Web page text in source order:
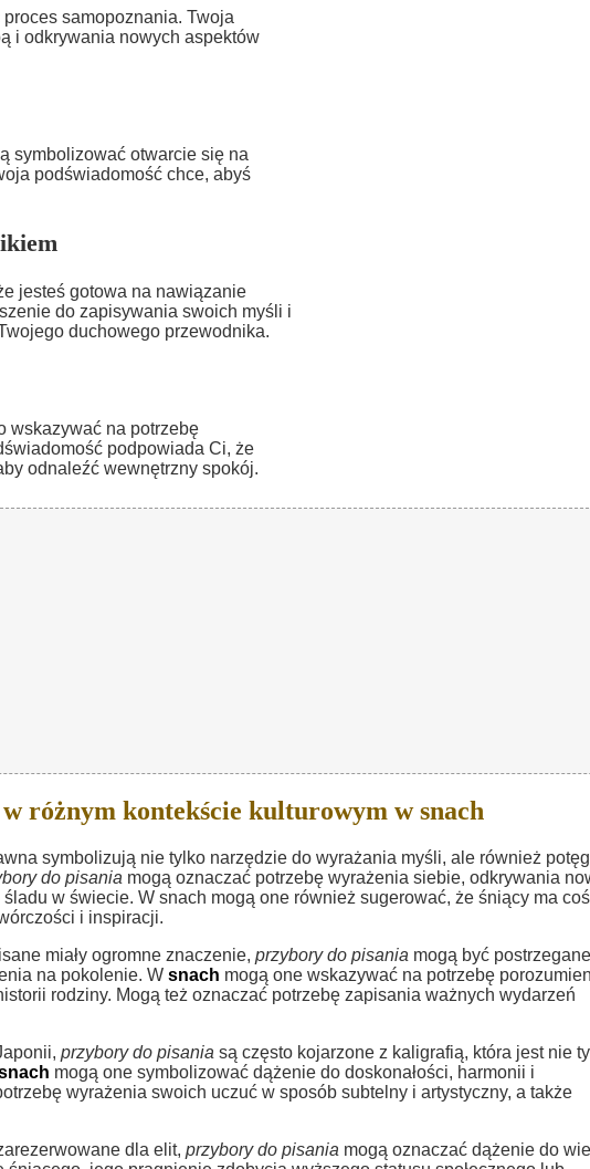
samopoznania. Twoja
i odkrywania nowych aspektów
symbolizować otwarcie się na
podświadomość chce, abyś
jesteś gotowa na nawiązanie
do zapisywania swoich myśli i
duchowego przewodnika.
wskazywać na potrzebę
podpowiada Ci, że
odnaleźć wewnętrzny spokój.
różnym kontekście kulturowym w snach
symbolizują nie tylko narzędzie do wyrażania myśli, ale również
do pisania mogą oznaczać potrzebę wyrażenia siebie, odkrywania
w świecie. W snach mogą one również sugerować, że śniący ma coś
i inspiracji.
miały ogromne znaczenie, przybory do pisania mogą być
na pokolenie. W snach mogą one wskazywać na potrzebę
rodziny. Mogą też oznaczać potrzebę zapisania ważnych wydarzeń
przybory do pisania są często kojarzone z kaligrafią, która jest nie
mogą one symbolizować dążenie do doskonałości, harmonii i
wyrażenia swoich uczuć w sposób subtelny i artystyczny, a także
dla elit, przybory do pisania mogą oznaczać dążenie do